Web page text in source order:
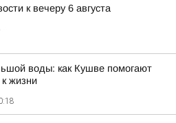
к вечеру 6 августа
воды: как Кушве помогают
к жизни